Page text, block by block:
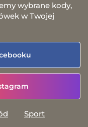
wybrane kody,
w Twojej
Sport